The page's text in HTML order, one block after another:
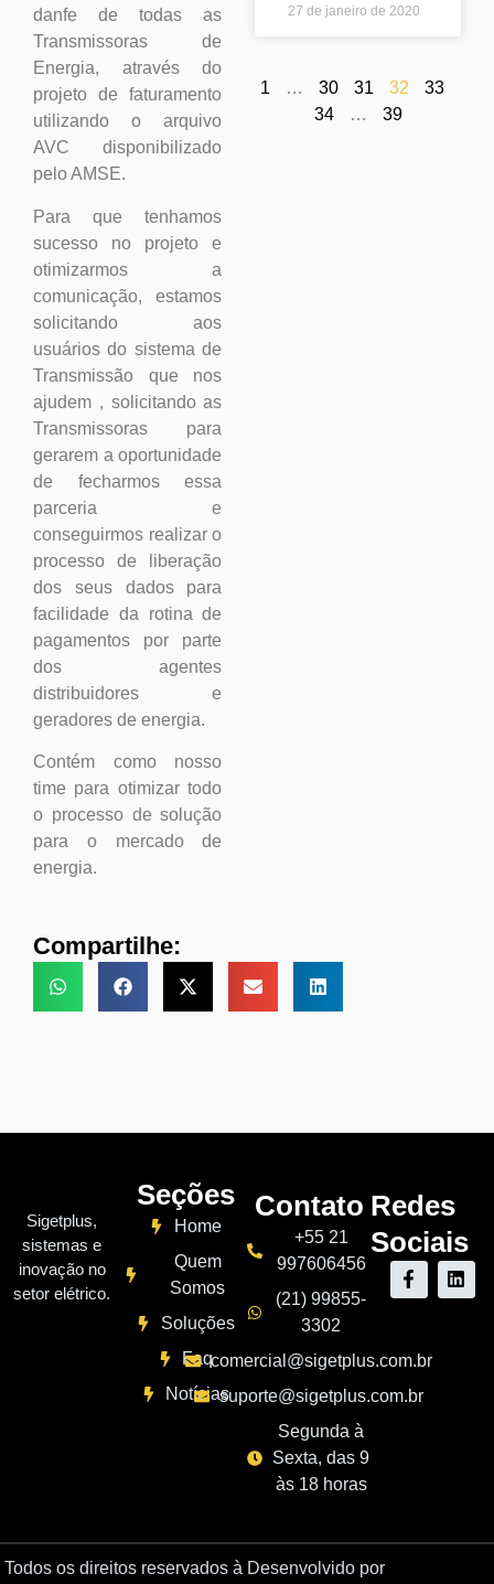
danfe de todas as
Transmissoras de
Energia, através do
projeto de faturamento
utilizando o arquivo
AVC disponibilizado
pelo AMSE.
Para que tenhamos
sucesso no projeto e
otimizarmos a
comunicação, estamos
solicitando aos
usuários do sistema de
Transmissão que nos
ajudem , solicitando as
Transmissoras para
gerarem a oportunidade
de fecharmos essa
parceria e
conseguirmos realizar o
processo de liberação
dos seus dados para
facilidade da rotina de
pagamentos por parte
dos agentes
distribuidores e
geradores de energia.
Contém como nosso
time para otimizar todo
o processo de solução
para o mercado de
energia.
27 de janeiro de 2020
1 … 30 31 32
33
34
… 39
Compartilhe:
Sigetplus,
sistemas e
inovação no
setor elétrico.
Seções
Home
Quem
Somos
Soluções
Faq
Notícias
Contato
+55 21
997606456
(21) 99855-
3302
comercial@sigetplus.com.br
suporte@sigetplus.com.br
Segunda à
Sexta, das 9
às 18 horas
Redes
Sociais
Todos os direitos reservados à Desenvolvido por